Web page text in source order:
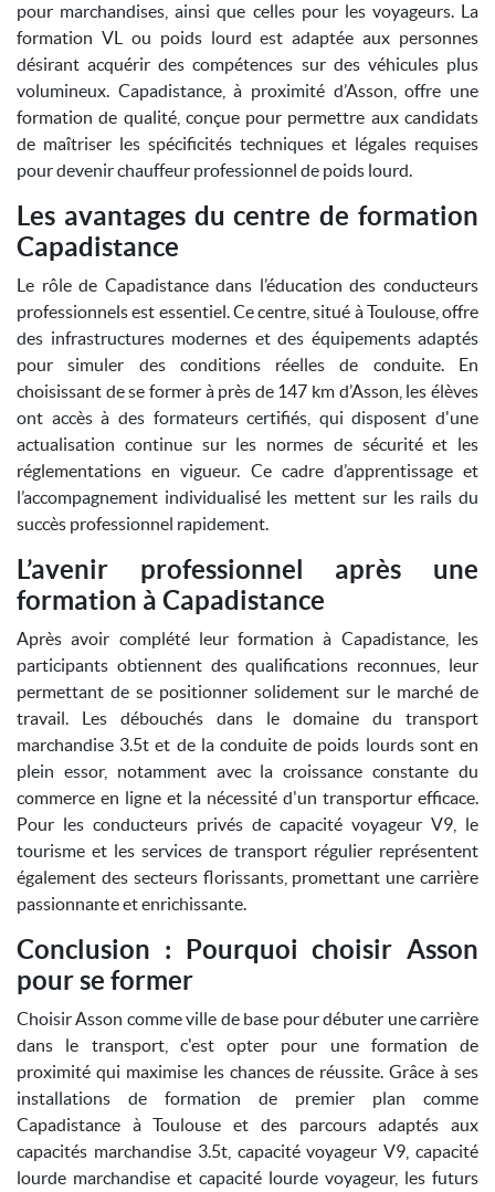
pour marchandises, ainsi que celles pour les voyageurs. La
formation VL ou poids lourd est adaptée aux personnes
désirant acquérir des compétences sur des véhicules plus
volumineux. Capadistance, à proximité d’Asson, offre une
formation de qualité, conçue pour permettre aux candidats
de maîtriser les spécificités techniques et légales requises
pour devenir chauffeur professionnel de poids lourd.
Les avantages du centre de formation
Capadistance
Le rôle de Capadistance dans l’éducation des conducteurs
professionnels est essentiel. Ce centre, situé à Toulouse, offre
des infrastructures modernes et des équipements adaptés
pour simuler des conditions réelles de conduite. En
choisissant de se former à près de 147 km d’Asson, les élèves
ont accès à des formateurs certifiés, qui disposent d'une
actualisation continue sur les normes de sécurité et les
réglementations en vigueur. Ce cadre d’apprentissage et
l’accompagnement individualisé les mettent sur les rails du
succès professionnel rapidement.
L’avenir professionnel après une
formation à Capadistance
Après avoir complété leur formation à Capadistance, les
participants obtiennent des qualifications reconnues, leur
permettant de se positionner solidement sur le marché de
travail. Les débouchés dans le domaine du transport
marchandise 3.5t et de la conduite de poids lourds sont en
plein essor, notamment avec la croissance constante du
commerce en ligne et la nécessité d'un transportur efficace.
Pour les conducteurs privés de capacité voyageur V9, le
tourisme et les services de transport régulier représentent
également des secteurs florissants, promettant une carrière
passionnante et enrichissante.
Conclusion : Pourquoi choisir Asson
pour se former
Choisir Asson comme ville de base pour débuter une carrière
dans le transport, c'est opter pour une formation de
proximité qui maximise les chances de réussite. Grâce à ses
installations de formation de premier plan comme
Capadistance à Toulouse et des parcours adaptés aux
capacités marchandise 3.5t, capacité voyageur V9, capacité
lourde marchandise et capacité lourde voyageur, les futurs